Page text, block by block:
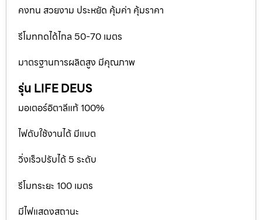
คงทน สวยงาม ประหยัด คุ้มค่า คุ้มราคา
รีโมทกดได้ไกล 50-70 เมตร
มาตรฐานการผลิตสูง มีคุณภาพ
รุ่น LIFE DEUS
มอเตอร์อิตาลีแท้ 100%
ไฟดับใช้งานได้ มีแบต
วิ่งเร็วปรับได้ 5 ระดับ
รีโมทระยะ 100 เมตร
มีไฟแสดงสถานะ